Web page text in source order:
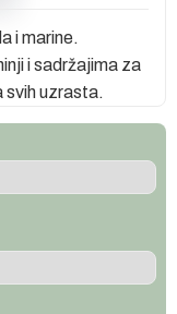
i marine.
i sadržajima za
svih uzrasta.